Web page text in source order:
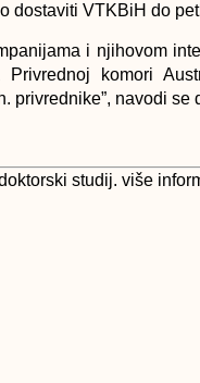
dostaviti VTKBiH do
i njihovom
komori
privrednike”, navodi
studij. više